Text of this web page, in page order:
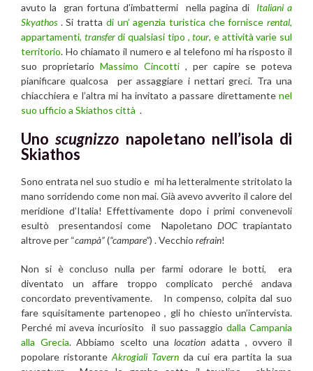
avuto la gran fortuna d’imbattermi nella pagina di Italiani a
Skyathos. Si tratta di un’ agenzia turistica che forniscerental,
appartamenti, transferdi qualsiasi tipo ,tour, e attività varie sul
territorio. Ho chiamato il numero e al telefono mi ha risposto il
suo proprietario Massimo Cincotti , per capire se poteva
pianificare qualcosa per assaggiare i nettari greci. Tra una
chiacchiera e l’altra mi ha invitato a passare direttamente nel
suo ufficio a Skiathos città .
Unoscugnizzo napoletano nell’isola di
Skiathos
Sono entrata nel suo studio e mi ha letteralmente stritolato la
mano sorridendo come non mai. Già avevo avverito il calore del
meridione d’Italia! Effettivamente dopo i primi convenevoli
esultò presentandosi come Napoletano DOCtrapiantato
altrove per “campà”(“campare”) . Vecchio refrain!
Non si è concluso nulla per farmi odorare le botti, era
diventato un affare troppo complicato perché andava
concordato preventivamente. In compenso, colpita dal suo
fare squisitamente partenopeo , gli ho chiesto un’intervista.
Perché mi aveva incuriosito il suo passaggio dalla Campania
alla Grecia. Abbiamo scelto una location adatta , ovvero il
popolare ristorante Akrogiali Tavernda cui era partita la sua